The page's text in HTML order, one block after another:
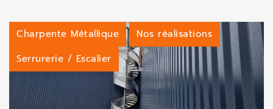
Charpente Métallique
Nos réalisations
Serrurerie / Escalier